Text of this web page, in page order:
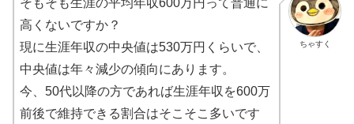
ちゃすく
高くないですか？
現に生涯年収の中央値は530万円くらいで、
中央値は年々減少の傾向にあります。
今、50代以降の方であれば生涯年収を600万
前後で維持できる割合はそこそこ多いです